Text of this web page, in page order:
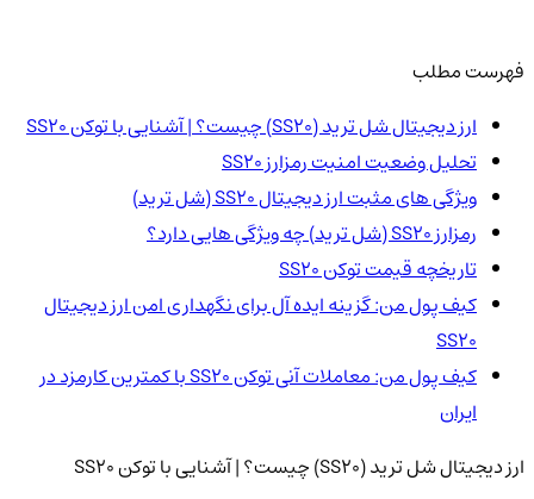
فهرست مطلب
ارز دیجیتال شل ترید (SS20) چیست؟ | آشنایی با توکن SS20
تحلیل وضعیت امنیت رمزارز SS20
ویژگی های مثبت ارز دیجیتال SS20 (شل ترید)
رمزارز SS20 (شل ترید) چه ویژگی هایی دارد؟
تاریخچه قیمت توکن SS20
کیف پول من: گزینه ایده آل برای نگهداری امن ارز دیجیتال
SS20
کیف پول من: معاملات آنی توکن SS20 با کمترین کارمزد در
ایران
ارز دیجیتال شل ترید (SS20) چیست؟ | آشنایی با توکن SS20